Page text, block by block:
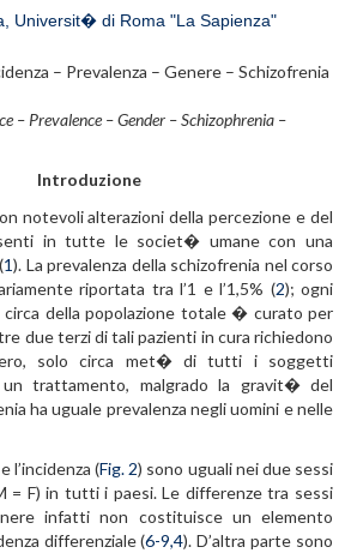
Universit� di Roma "La Sapienza"
– Prevalenza – Genere – Schizofrenia
– Prevalence – Gender – Schizophrenia –
Introduzione
notevoli alterazioni della percezione e del
in tutte le societ� umane con una
1). La prevalenza della schizofrenia nel corso
riportata tra l’1 e l’1,5% (2); ogni
circa della popolazione totale � curato per
due terzi di tali pazienti in cura richiedono
solo circa met� di tutti i soggetti
un trattamento, malgrado la gravit� del
ha uguale prevalenza negli uomini e nelle
l’incidenza (Fig. 2) sono uguali nei due sessi
= F) in tutti i paesi. Le differenze tra sessi
infatti non costituisce un elemento
differenziale (6-9,4). D’altra parte sono